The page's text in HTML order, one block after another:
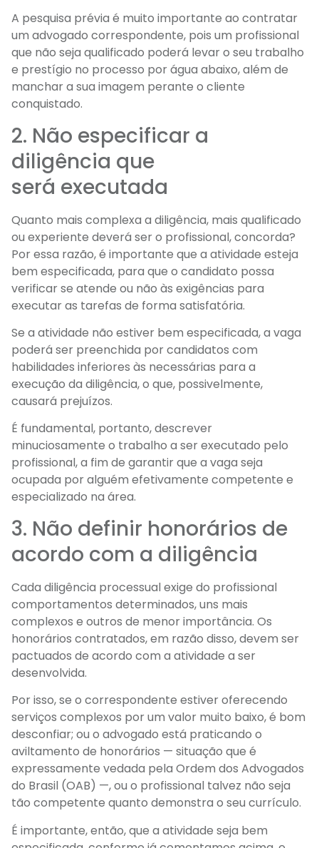
A pesquisa prévia é muito importante ao contratar
um advogado correspondente, pois um profissional
que não seja qualificado poderá levar o seu trabalho
e prestígio no processo por água abaixo, além de
manchar a sua imagem perante o cliente
conquistado.
2. Não especificar a
diligência que
será executada
Quanto mais complexa a diligência, mais qualificado
ou experiente deverá ser o profissional, concorda?
Por essa razão, é importante que a atividade esteja
bem especificada, para que o candidato possa
verificar se atende ou não às exigências para
executar as tarefas de forma satisfatória.
Se a atividade não estiver bem especificada, a vaga
poderá ser preenchida por candidatos com
habilidades inferiores às necessárias para a
execução da diligência, o que, possivelmente,
causará prejuízos.
É fundamental, portanto, descrever
minuciosamente o trabalho a ser executado pelo
profissional, a fim de garantir que a vaga seja
ocupada por alguém efetivamente competente e
especializado na área.
3. Não definir honorários de
acordo com a diligência
Cada diligência processual exige do profissional
comportamentos determinados, uns mais
complexos e outros de menor importância. Os
honorários contratados, em razão disso, devem ser
pactuados de acordo com a atividade a ser
desenvolvida.
Por isso, se o correspondente estiver oferecendo
serviços complexos por um valor muito baixo, é bom
desconfiar; ou o advogado está praticando o
aviltamento de honorários — situação que é
expressamente vedada pela Ordem dos Advogados
do Brasil (OAB) —, ou o profissional talvez não seja
tão competente quanto demonstra o seu currículo.
É importante, então, que a atividade seja bem